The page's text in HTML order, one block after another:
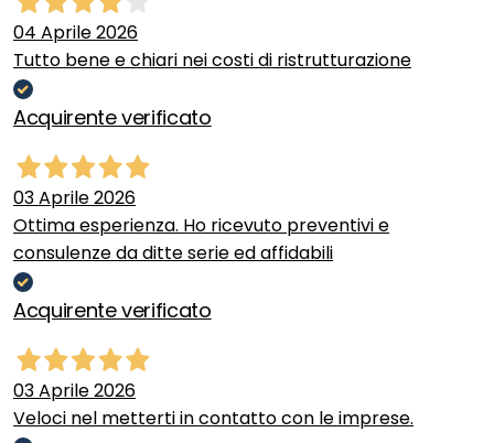
04 Aprile 2026
Tutto bene e chiari nei costi di ristrutturazione
Acquirente verificato
03 Aprile 2026
Ottima esperienza. Ho ricevuto preventivi e
consulenze da ditte serie ed affidabili
Acquirente verificato
03 Aprile 2026
Veloci nel metterti in contatto con le imprese.